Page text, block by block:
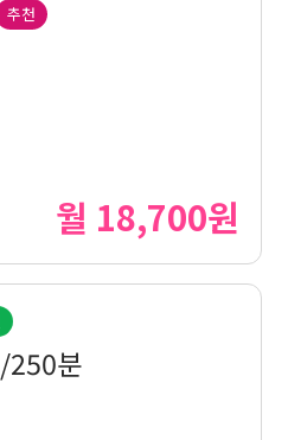
추천
월 18,700원
250분